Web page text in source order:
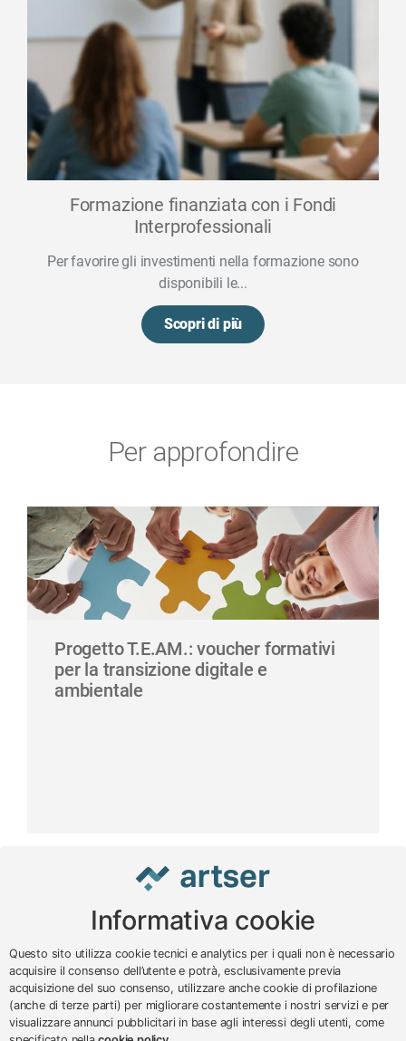
Formazione finanziata con i Fondi
Interprofessionali
Per favorire gli investimenti nella formazione sono
disponibili le...
Scopri di più
Per approfondire
Progetto T.E.AM.: voucher formativi
per la transizione digitale e
ambientale
© 2024 – 2026 - ARTSER SRL
ARTSER SRL - Viale Milano, 5 - Varese -
Informativa cookie
Questo sito utilizza cookie tecnici e analytics per i quali non è necessario
acquisire il consenso dell’utente e potrà, esclusivamente previa
acquisizione del suo consenso, utilizzare anche cookie di profilazione
(anche di terze parti) per migliorare costantemente i nostri servizi e per
visualizzare annunci pubblicitari in base agli interessi degli utenti, come